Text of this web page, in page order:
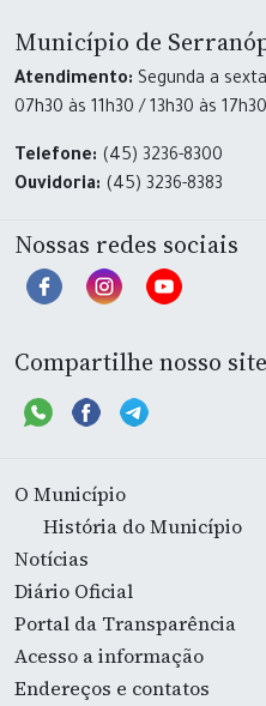
Município de
Atendimento: Segunda a
07h30 às 11h30 / 13h30 às 17h30
Telefone: (45) 3236-8300
Ouvidoria: (45) 3236-8383
Nossas redes sociais
Compartilhe nosso site
O Município
História do Município
Notícias
Diário Oficial
Portal da Transparência
Acesso a informação
Endereços e contatos